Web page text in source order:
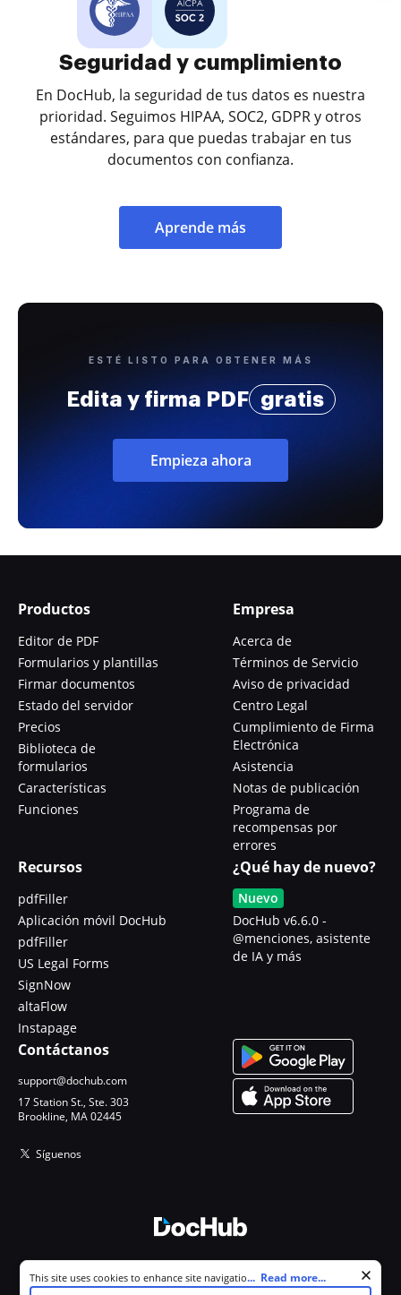
Seguridad y cumplimiento
En DocHub, la seguridad de tus datos es nuestra
prioridad. Seguimos HIPAA, SOC2, GDPR y otros
estándares, para que puedas trabajar en tus
documentos con confianza.
Aprende más
ESTÉ LISTO PARA OBTENER MÁS
Edita y firma PDF gratis
Empieza ahora
Productos
Editor de PDF
Formularios y plantillas
Firmar documentos
Estado del servidor
Precios
Biblioteca de
formularios
Características
Funciones
Empresa
Acerca de
Términos de Servicio
Aviso de privacidad
Centro Legal
Cumplimiento de Firma
Electrónica
Asistencia
Notas de publicación
Programa de
recompensas por
errores
Recursos
pdfFiller
Aplicación móvil DocHub
pdfFiller
US Legal Forms
SignNow
altaFlow
Instapage
¿Qué hay de nuevo?
Nuevo
DocHub v6.6.0 -
@menciones, asistente
de IA y más
Contáctanos
support@dochub.com
17 Station St., Ste. 303
Brookline, MA 02445
Síguenos
Todos los derechos reservados.
Cookie consent notice
This site uses cookies to enhance site navigation and personalize
... Read more...